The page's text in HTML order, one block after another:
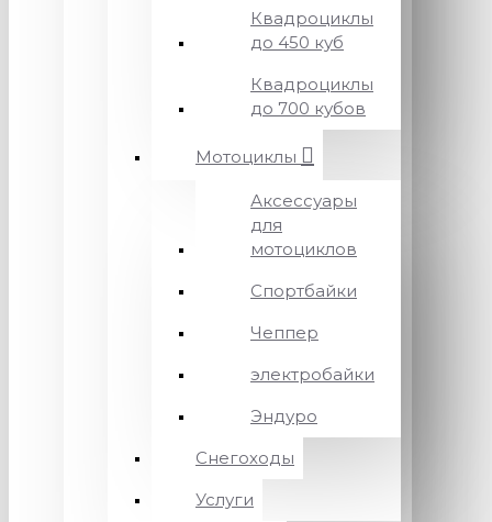
Квадроциклы
до 450 куб
Квадроциклы
до 700 кубов
Мотоциклы
Аксессуары
для
мотоциклов
Спортбайки
Чеппер
электробайки
Эндуро
Снегоходы
Услуги